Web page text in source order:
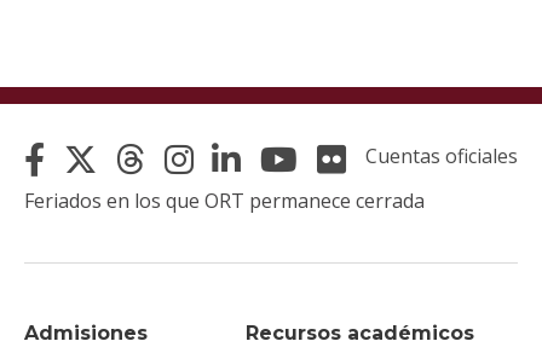
Admisiones Recursos académicos
Cuentas oficiales
Feriados en los que ORT permanece cerrada